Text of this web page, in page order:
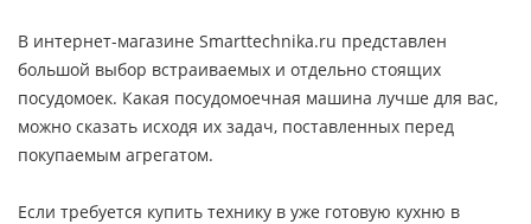
В интернет-магазине Smarttechnika.ru представлен
большой выбор встраиваемых и отдельно стоящих
посудомоек. Какая посудомоечная машина лучше для вас,
можно сказать исходя их задач, поставленных перед
покупаемым агрегатом.
Если требуется купить технику в уже готовую кухню в